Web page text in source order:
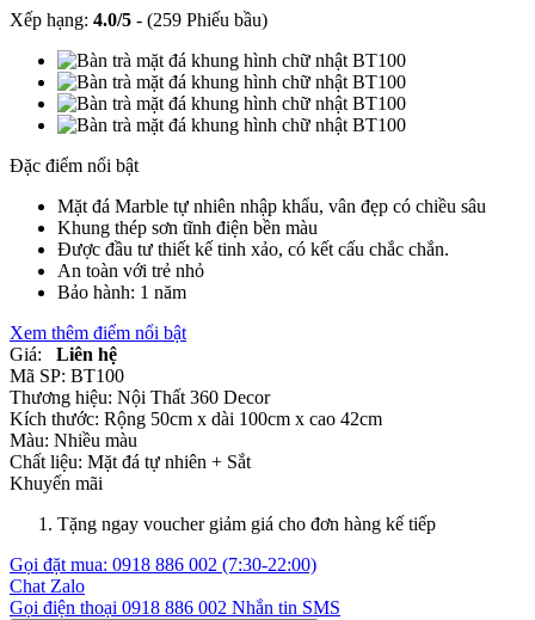
Xếp hạng: 4.0/5 - (259 Phiếu bầu)
Đặc điểm nổi bật
Mặt đá Marble tự nhiên nhập khẩu, vân đẹp có chiều sâu
Khung thép sơn tĩnh điện bền màu
Được đầu tư thiết kế tinh xảo, có kết cấu chắc chắn.
An toàn với trẻ nhỏ
Bảo hành: 1 năm
Xem thêm điểm nổi bật
Giá:
Liên hệ
Mã SP: BT100
Thương hiệu: Nội Thất 360 Decor
Kích thước: Rộng 50cm x dài 100cm x cao 42cm
Màu: Nhiều màu
Chất liệu: Mặt đá tự nhiên + Sắt
Khuyến mãi
Tặng ngay voucher giảm giá cho đơn hàng kế tiếp
Gọi đặt mua: 0918 886 002 (7:30-22:00)
Chat Zalo
Gọi điện thoại 0918 886 002 Nhắn tin SMS